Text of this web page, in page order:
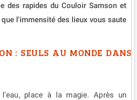
des rapides du Couloir Samson et
l'immensité des lieux vous saute
: SEULS AU MONDE DANS
place à la magie. Après un